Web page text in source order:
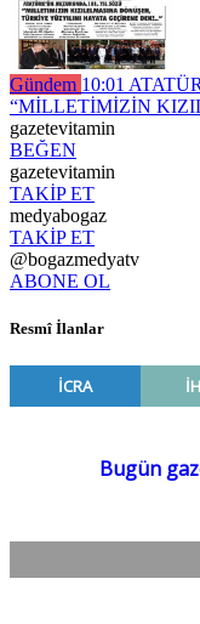
Gündem 10:01
“MİLLETİMİZİN
gazetevitamin
BEĞEN
gazetevitamin
TAKİP ET
medyabogaz
TAKİP ET
@bogazmedyatv
ABONE OL
Resmî İlanlar